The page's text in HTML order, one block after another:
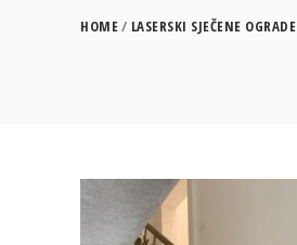
HOME LASERSKI SJEČENE OGRADE